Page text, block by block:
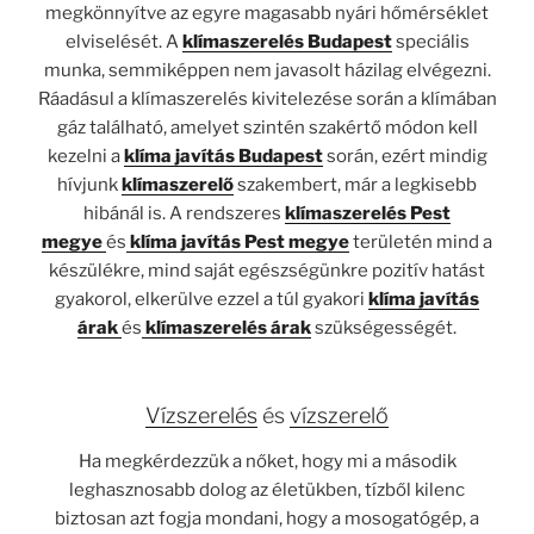
megkönnyítve az egyre magasabb nyári hőmérséklet
elviselését. Aklímaszerelés Budapestspeciális
munka, semmiképpen nem javasolt házilag elvégezni.
Ráadásul a klímaszerelés kivitelezése során a klímában
gáz található, amelyet szintén szakértő módon kell
kezelni aklíma javítás Budapestsorán, ezért mindig
hívjunkklímaszerelőszakembert, már a legkisebb
hibánál is. A rendszeres klímaszerelés Pest
megyeés klíma javítás Pest megyeterületén mind a
készülékre, mind saját egészségünkre pozitív hatást
gyakorol, elkerülve ezzel a túl gyakori klíma javítás
árakés klímaszerelés árakszükségességét.
Vízszerelés ésvízszerelő
Ha megkérdezzük a nőket, hogy mi a második
leghasznosabb dolog az életükben, tízből kilenc
biztosan azt fogja mondani, hogy a mosogatógép, a